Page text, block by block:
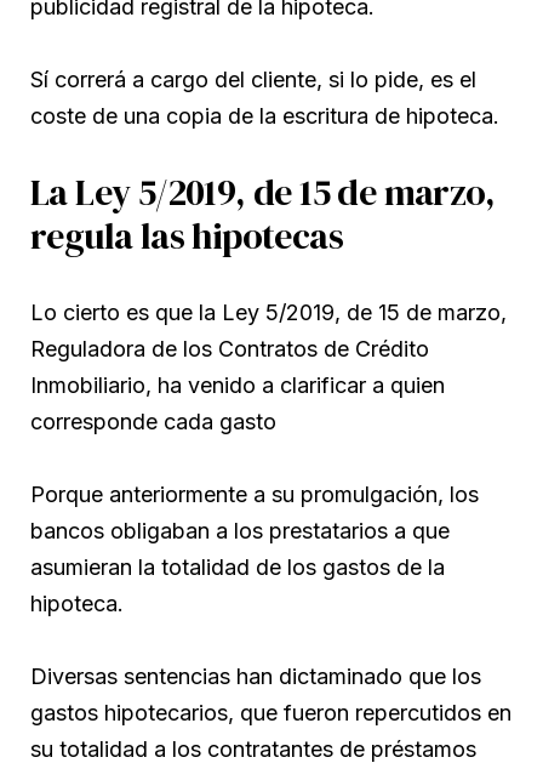
publicidad registral de la hipoteca.
Sí correrá a cargo del cliente, si lo pide, es el
coste de una copia de la escritura de hipoteca.
La Ley 5/2019, de 15 de marzo,
regula las hipotecas
Lo cierto es que la Ley 5/2019, de 15 de marzo,
Reguladora de los Contratos de Crédito
Inmobiliario, ha venido a clarificar a quien
corresponde cada gasto
Porque anteriormente a su promulgación, los
bancos obligaban a los prestatarios a que
asumieran la totalidad de los gastos de la
hipoteca.
Diversas sentencias han dictaminado que los
gastos hipotecarios, que fueron repercutidos en
su totalidad a los contratantes de préstamos